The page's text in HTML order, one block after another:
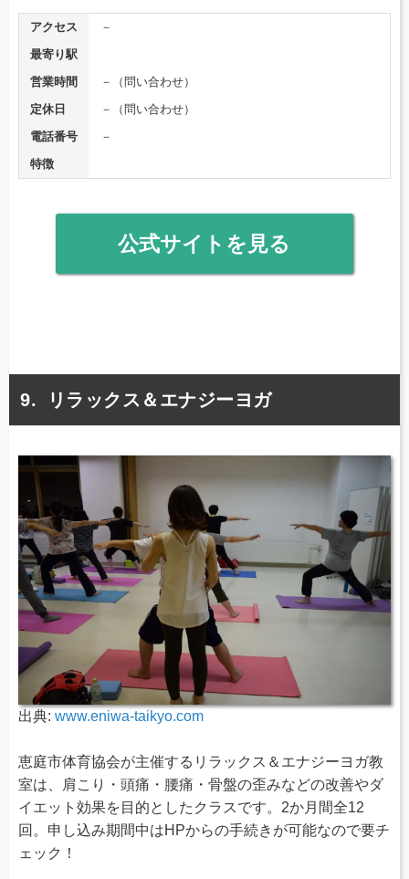
アクセス
－
最寄り駅
営業時間
－（問い合わせ）
定休日
－（問い合わせ）
電話番号
－
特徴
公式サイトを見る
リラックス＆エナジーヨガ
出典: www.eniwa-taikyo.com
恵庭市体育協会が主催するリラックス＆エナジーヨガ教
室は、肩こり・頭痛・腰痛・骨盤の歪みなどの改善やダ
イエット効果を目的としたクラスです。2か月間全12
回。申し込み期間中はHPからの手続きが可能なので要チ
ェック！